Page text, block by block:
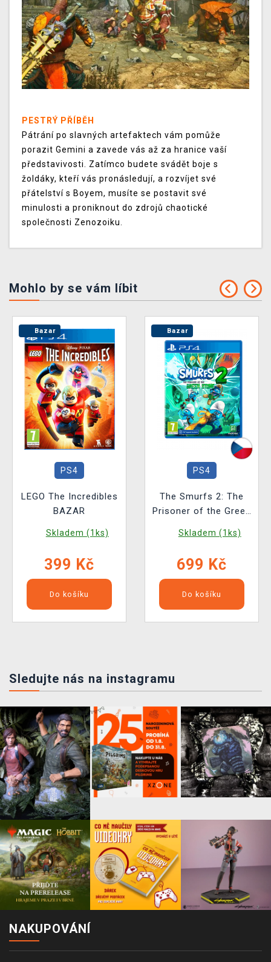
PESTRÝ PŘÍBĚH
Pátrání po slavných artefaktech vám pomůže
porazit Gemini a zavede vás až za hranice vaší
představivosti. Zatímco budete svádět boje s
žoldáky, kteří vás pronásledují, a rozvíjet své
přátelství s Boyem, musíte se postavit své
minulosti a proniknout do zdrojů chaotické
společnosti Zenozoiku.
Mohlo by se vám líbit
Bazar
PS4
LEGO The Incredibles
BAZAR
Skladem (1ks)
399 Kč
Do košíku
Bazar
PS4
The Smurfs 2: The
Prisoner of the Green
Skladem (1ks)
699 Kč
Do košíku
Sledujte nás na instagramu
NAKUPOVÁNÍ